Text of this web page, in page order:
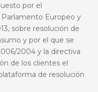
por el
Parlamento Europeo y
sobre resolución de
y por el que se
2004 y la directiva
de los clientes el
de resolución